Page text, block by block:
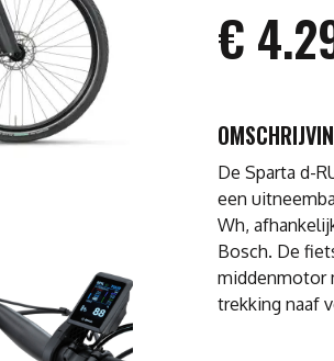
€
De Sparta d-
een
Wh,
Bosch. De
middenmotor
trekking naaf